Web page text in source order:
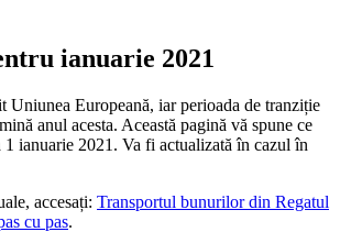
ianuarie 2021
Uniunea Europeană, iar perioada de tranziție
anul acesta. Această pagină vă spune ce
1 ianuarie 2021. Va fi actualizată în cazul în
accesați: Transportul bunurilor din Regatul
cu pas.